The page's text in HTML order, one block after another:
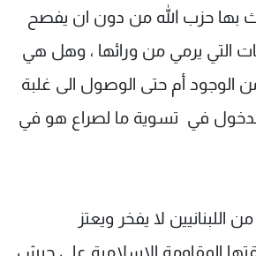
بها حزب الله من دون ان يفصح
التي يرمي من ورائها ، وهل هي
الوجود أم حتى الوصول الى غلبة
في تسوية ما لصراع هو في
اللبنانيين لا يفخر ويعتز
وظائف
تواصل معنا
سياسة الخصوصية